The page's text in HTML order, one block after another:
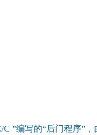
”编写的“后门程序”